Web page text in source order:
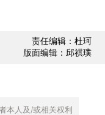
责任编辑：杜珂
版面编辑：邱祺璞
本人及/或相关权利